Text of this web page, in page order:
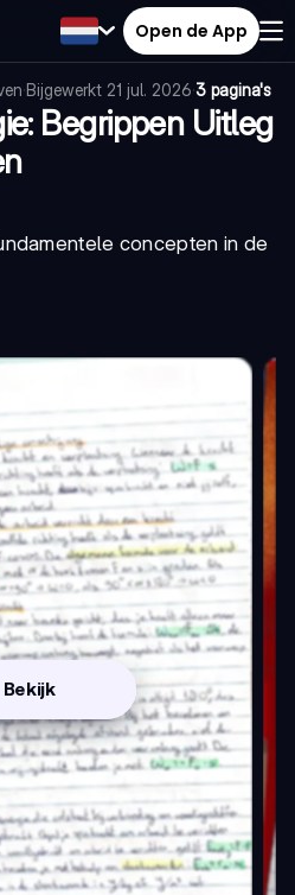
Open de App
·Bijgewerkt 21 jul. 2026·3 pagina's
Begrippen Uitleg
concepten in de
Bekijk